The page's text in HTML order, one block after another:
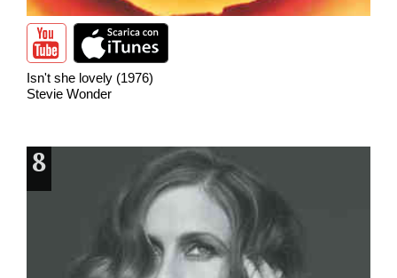
Isn't she lovely (1976)
Stevie Wonder
8